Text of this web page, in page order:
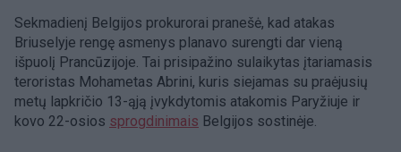
Sekmadienį Belgijos prokurorai pranešė, kad atakas
Briuselyje rengę asmenys planavo surengti dar vieną
išpuolį Prancūzijoje. Tai prisipažino sulaikytas įtariamasis
teroristas Mohametas Abrini, kuris siejamas su praėjusių
metų lapkričio 13-ąją įvykdytomis atakomis Paryžiuje ir
kovo 22-osios sprogdinimais Belgijos sostinėje.